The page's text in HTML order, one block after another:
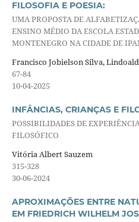
FILOSOFIA E POESIA:
UMA PROPOSTA DE
ENSINO MÉDIO DA ESCOLA
MONTENEGRO NA CIDADE DE
Francisco Jobielson Silva,
67-84
10-04-2025
INFÂNCIAS, CRIANÇAS E
POSSIBILIDADES DE
FILOSÓFICO
Vitória Albert Sauzem
315-328
30-06-2024
APROXIMAÇÕES ENTRE
EM FRIEDRICH WILHELM